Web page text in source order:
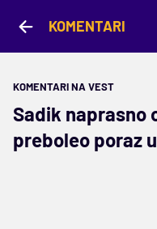
KOMENTARI
KOMENTARI NA VEST
Sadik naprasno
preboleo poraz